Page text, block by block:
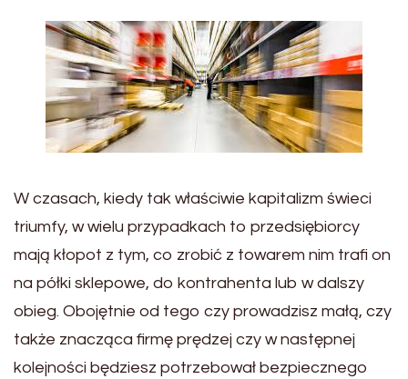
W czasach, kiedy tak właściwie kapitalizm świeci
triumfy, w wielu przypadkach to przedsiębiorcy
mają kłopot z tym, co zrobić z towarem nim trafi on
na półki sklepowe, do kontrahenta lub w dalszy
obieg. Obojętnie od tego czy prowadzisz małą, czy
także znacząca firmę prędzej czy w następnej
kolejności będziesz potrzebował bezpiecznego